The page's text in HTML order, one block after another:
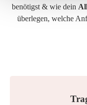
benötigst & wie dein
überlegen, welche